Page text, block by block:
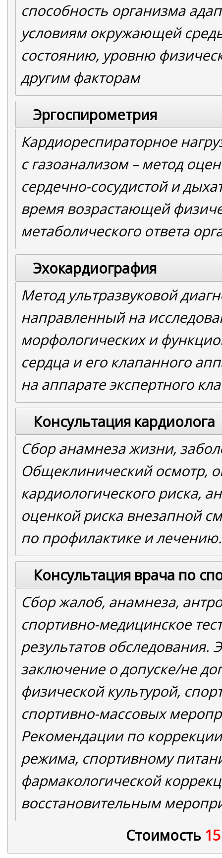
способность организма
условиям окружающей
состоянию, уровню
другим факторам
Эргоспирометрия
Кардиореспираторное
с газоанализом – метод
сердечно-сосудистой и
время возрастающей
метаболического ответа
Эхокардиография
Метод ультразвуковой
направленный на
морфологических и
сердца и его клапанного
на аппарате экспертного
Консультация кардиолога
Сбор анамнеза жизни,
Общеклинический осмотр,
кардиологического риска,
оценкой риска внезапной
по профилактике и лечению.
Консультация врача по
Сбор жалоб, анамнеза,
спортивно-медицинское
результатов обследования.
заключение о допуске/не
физической культурой,
спортивно-массовых
Рекомендации по
режима, спортивному
фармакологической
восстановительным
Стоимость